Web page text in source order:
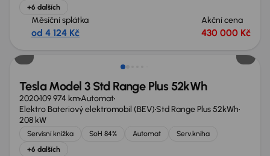
+6 dalších
Měsíční splátka
od 4 124 Kč
Akční cena
430 000 Kč
Tesla Model 3 Std Range Plus 52kWh
2020109 974 kmAutomat
Elektro Bateriový elektromobil (BEV)Std Range Plus 52kWh
208 kW
Servisní knížka SoH 84% Automat
Serv.kniha
+6 dalších